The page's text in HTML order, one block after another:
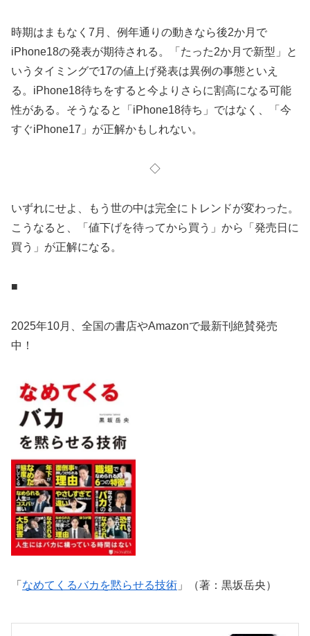
時期はまもなく7月、例年通りの動きなら後2か月で
iPhone18の発表が期待される。「たった2か月で新型」と
いうタイミングで17の値上げ発表は異例の事態といえ
る。iPhone18待ちをすると今よりさらに割高になる可能
性がある。そうなると「iPhone18待ち」ではなく、「今
すぐiPhone17」が正解かもしれない。
◇
いずれにせよ、もう世の中は完全にトレンドが変わった。
こうなると、「値下げを待ってから買う」から「発売日に
買う」が正解になる。
■
2025年10月、全国の書店やAmazonで最新刊絶賛発売
中！
「 なめてくるバカを黙らせる技術 」（著：黒坂岳央）